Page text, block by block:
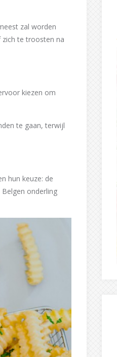
zal worden
te troosten na
kiezen om
te gaan, terwijl
hun keuze: de
onderling